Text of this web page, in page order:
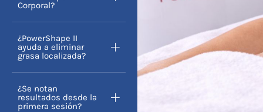
Corporal?
¿PowerShape II
ayuda a eliminar
grasa localizada?
¿Se notan
resultados desde la
primera sesión?